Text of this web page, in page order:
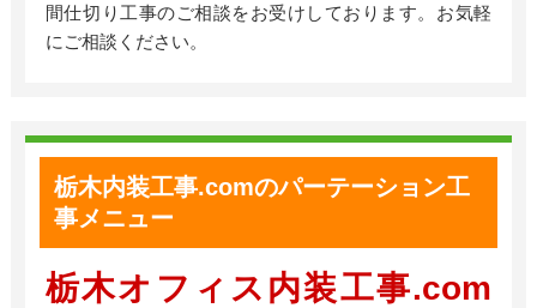
間仕切り工事のご相談をお受けしております。お気軽
にご相談ください。
栃木内装工事.comのパーテーション工
事メニュー
栃木オフィス内装工事.com